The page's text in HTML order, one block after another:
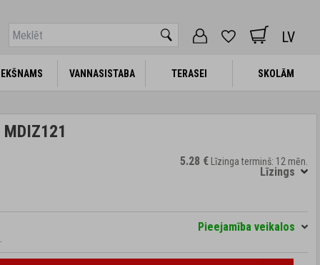
LV
VANNASISTABA TERASEI SKOLĀM
VANNASISTABA TERASEI SKOLĀM
5.28 € Līzinga termiņš: 12 mēn.
Līzings
Pieejamība veikalos